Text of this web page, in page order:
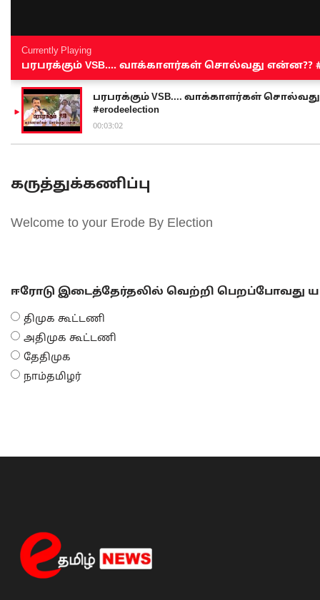
Currently Playing
பரபரக்கும் VSB.... வாக்காளர்கள் சொல்வது என்ன??
பரபரக்கும் VSB.... வாக்காளர்கள் சொல்வது
#erodeelection
00:03:02
கருத்துக்கணிப்பு
Welcome to your Erode By Election
ஈரோடு இடைத்தேர்தலில் வெற்றி பெறப்போவது
திமுக கூட்டணி
அதிமுக கூட்டணி
தேதிமுக
நாம்தமிழர்